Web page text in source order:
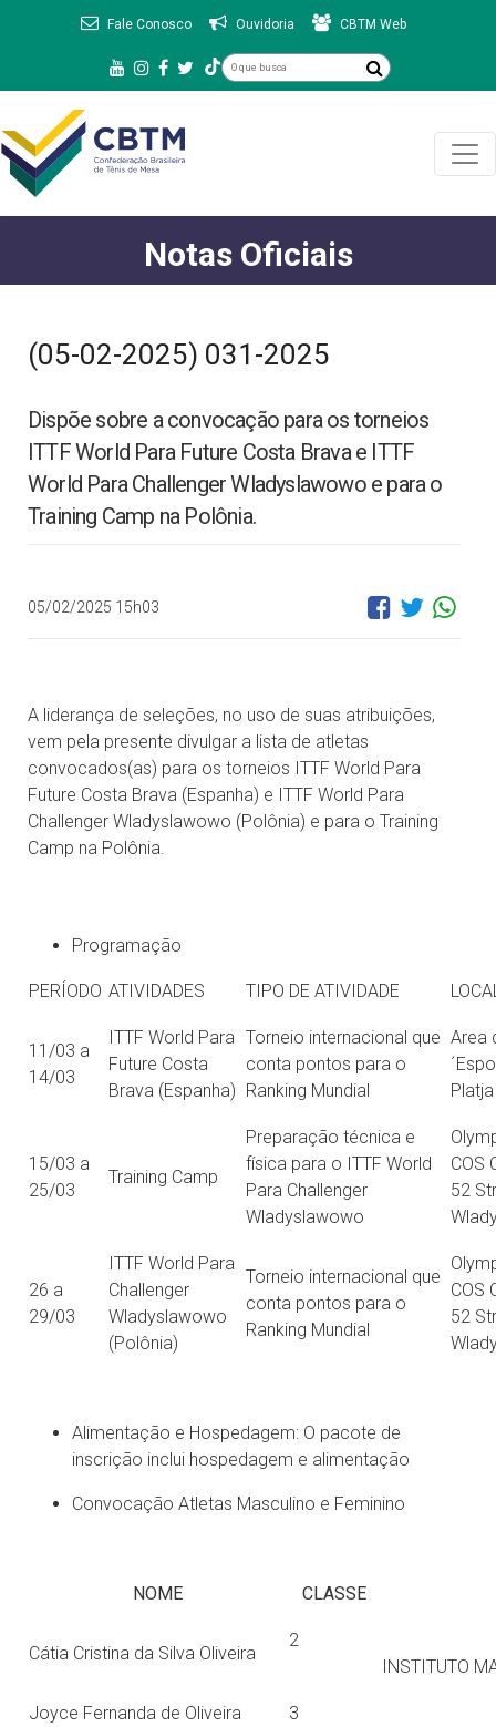
Fale Conosco Ouvidoria CBTM Web
Notas Oficiais
(05-02-2025) 031-2025
Dispõe sobre a convocação para os torneios
ITTF World Para Future Costa Brava e ITTF
World Para Challenger Wladyslawowo e para o
Training Camp na Polônia.
05/02/2025 15h03
A liderança de seleções, no uso de suas atribuições,
vem pela presente divulgar a lista de atletas
convocados(as) para os torneios ITTF World Para
Future Costa Brava (Espanha) e ITTF World Para
Challenger Wladyslawowo (Polônia) e para o Training
Camp na Polônia.
Programação
PERÍODO ATIVIDADES TIPO DE ATIVIDADE
11/03 a
14/03
ITTF World Para
Future Costa
Brava (Espanha)
Torneio internacional que
conta pontos para o
Ranking Mundial
Area
15/03 a
25/03
Training Camp
Preparação técnica e
física para o ITTF World
Para Challenger
Wladyslawowo
COS
52
26 a
29/03
ITTF World Para
Challenger
Wladyslawowo
(Polônia)
Torneio internacional que
conta pontos para o
Ranking Mundial
COS
52
Alimentação e Hospedagem: O pacote de
inscrição inclui hospedagem e alimentação
Convocação Atletas Masculino e Feminino
NOME CLASSE
Cátia Cristina da Silva Oliveira
2
INSTITUTO
Joyce Fernanda de Oliveira
3